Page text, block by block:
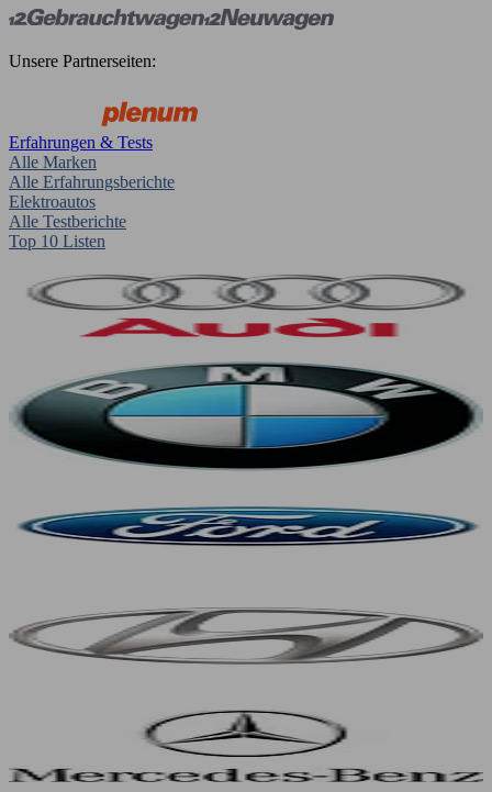
Unsere Partnerseiten:
Erfahrungen & Tests
Alle Marken
Alle Erfahrungsberichte
Elektroautos
Alle Testberichte
Top 10 Listen